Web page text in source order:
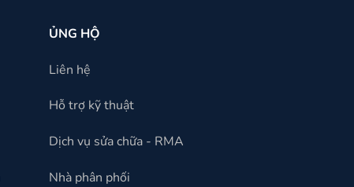
ỦNG HỘ
Liên hệ
Hỗ trợ kỹ thuật
Dịch vụ sửa chữa - RMA
Nhà phân phối